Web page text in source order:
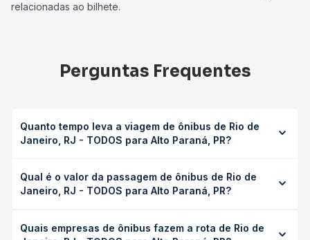
relacionadas ao bilhete.
Perguntas Frequentes
Quanto tempo leva a viagem de ônibus de Rio de
Janeiro, RJ - TODOS para Alto Paraná, PR?
Alto Paraná, PR leva em média 22h 30min, podendo variar
conforme a viação, o tipo de serviço (convencional,
duração exata de cada opção na data desejada.
Qual é o valor da passagem de ônibus de Rio de
Janeiro, RJ - TODOS para Alto Paraná, PR?
TODOS para Alto Paraná, PR custa em média R$ 583,53 e
Quais empresas de ônibus fazem a rota de Rio de